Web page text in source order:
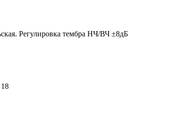
Регулировка тембра НЧ/ВЧ ±8дБ